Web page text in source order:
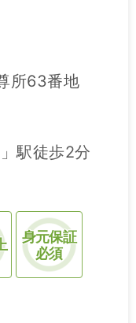
所63番地
駅徒歩2分
身元保証
必須